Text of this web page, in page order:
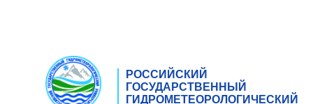
РОССИЙСКИЙ
ГОСУДАРСТВЕННЫЙ
ГИДРОМЕТЕОРОЛОГИЧЕСКИЙ